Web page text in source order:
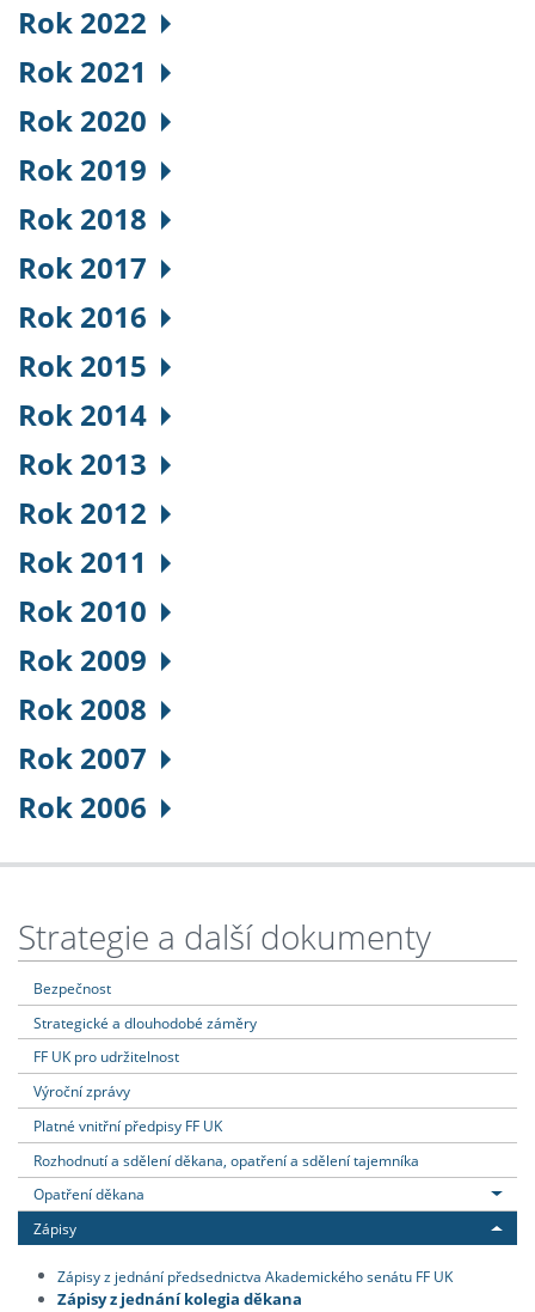
Rok 2022
Rok 2021
Rok 2020
Rok 2019
Rok 2018
Rok 2017
Rok 2016
Rok 2015
Rok 2014
Rok 2013
Rok 2012
Rok 2011
Rok 2010
Rok 2009
Rok 2008
Rok 2007
Rok 2006
Strategie a další dokumenty
Bezpečnost
Strategické a dlouhodobé záměry
FF UK pro udržitelnost
Výroční zprávy
Platné vnitřní předpisy FF UK
Rozhodnutí a sdělení děkana, opatření a sdělení tajemníka
Opatření děkana
Zápisy
Zápisy z jednání předsednictva Akademického senátu FF UK
Zápisy z jednání kolegia děkana